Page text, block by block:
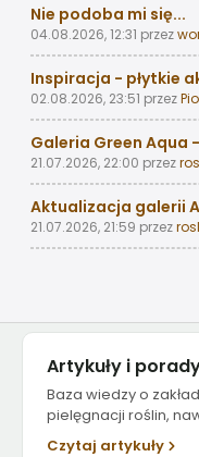
Nie podoba mi się...
04.08.2026, 12:31 przez
Inspiracja - płytkie
02.08.2026, 23:51 przez
Galeria Green Aqua
21.07.2026, 22:00 przez
Aktualizacja galerii
21.07.2026, 21:59 przez
Artykuły i
Baza wiedzy o
pielęgnacji roślin,
Czytaj artykuły